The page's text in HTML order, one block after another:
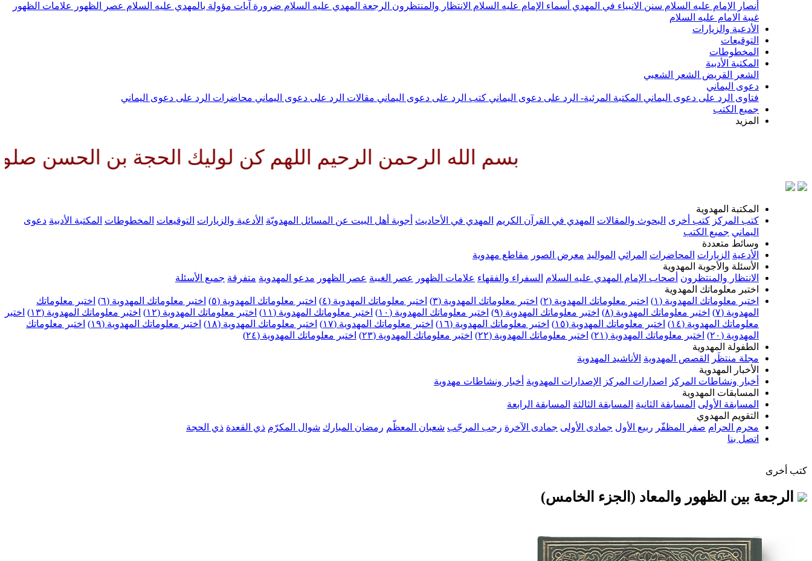
أنصار الإمام عليه السلام سنن الانبياء في المهدي أسماء الإمام عليه السلام الانتظار والمنتظرون الرجعة المهدي عليه السلام ضرورة آيات مؤولة بالمهدي عليه السلام عصر الظهور
علامات الظهور
غيبة الامام عليه السلام
الأدعية والزيارات
التوقيعات
المخطوطات
المكتبة الأدبية
الشعر القريض الشعر الشعبي
دعوى اليماني
فتاوى الرد على دعوى اليماني المكتبة المرئية- الرد على دعوى اليماني كتب الرد على دعوى اليماني مقالات الرد على دعوى اليماني محاضرات الرد على دعوى اليماني
جميع الكتب
المزيد
بسم الله الرحمن الرحيم اللهم كن لوليك الحجة بن الحسن صلواتك عليه
المكتبة المهدوية
كتب المركز كتب أخرى البحوث والمقالات المهدي في القرآن الكريم المهدي في الأحاديث أجوبة أهل البيت عن المسائل المهدويّة الأدعية والزيارات التوقيعات المخطوطات المكتبة الأدبية دعوى
اليماني جميع الكتب
وسائط متعددة
الأدعية الزيارات المحاضرات المراثي المواليد معرض الصور مقاطع مهدوية
الأسئلة والأجوبة المهدوية
الانتظار والمنتظرون أصحاب الإمام المهدي عليه السلام السفراء والفقهاء علامات الظهور عصر الغيبة عصر الظهور مدعو المهدوية متفرقة جميع الأسئلة
اختبر معلوماتك المهدوية
اختبر معلوماتك المهدوية (١)
اختبر معلوماتك المهدوية (٢) اختبر معلوماتك المهدوية (٣) اختبر معلوماتك المهدوية (٤) اختبر معلوماتك المهدوية (٥) اختبر معلوماتك المهدوية (٦)
اختبر معلوماتك
المهدوية (٧)
اختبر معلوماتك المهدوية (٨) اختبر معلوماتك المهدوية (٩) اختبر معلوماتك المهدوية (١٠) اختبر معلوماتك المهدوية (١١) اختبر معلوماتك المهدوية (١٢) اختبر معلوماتك المهدوية (١٣)
اختبر
معلوماتك المهدوية (١٤)
اختبر معلوماتك المهدوية (١٥) اختبر معلوماتك المهدوية (١٦) اختبر معلوماتك المهدوية (١٧) اختبر معلوماتك المهدوية (١٨) اختبر معلوماتك المهدوية (١٩)
اختبر معلوماتك
المهدوية (٢٠)
اختبر معلوماتك المهدوية (٢١) اختبر معلوماتك المهدوية (٢٢) اختبر معلوماتك المهدوية (٢٣)
اختبر معلوماتك المهدوية (٢٤)
الطفولة المهدوية
مجلة منتظَر
القصص المهدوية الأناشيد المهدوية
الأخبار المهدوية
أخبار ونشاطات المركز
اصدارات المركز الإصدارات المهدوية أخبار ونشاطات مهدوية
المسابقات المهدوية
المسابقة الأولى المسابقة الثانية المسابقة الثالثة المسابقة الرابعة
التقويم المهدوي
محرم الحرام صفر المظفّر ربيع الأول جمادى الأولى جمادى الآخرة رجب المرجّب شعبان المعظّم رمضان المبارك شوال المكرّم ذي القعدة ذي الحجة
اتصل بنا
كتب أخرى
الرجعة بين الظهور والمعاد (الجزء الخامس)